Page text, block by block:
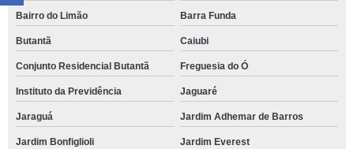
Bairro do Limão Barra Funda
Butantã Caiubi
Conjunto Residencial Butantã Freguesia do Ó
Instituto da Previdência Jaguaré
Jaraguá Jardim Adhemar de Barros
Jardim Bonfiglioli Jardim Everest